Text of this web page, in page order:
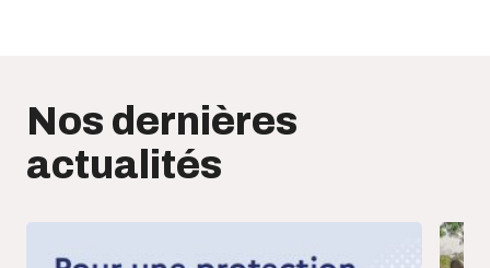
Nos dernières
actualités